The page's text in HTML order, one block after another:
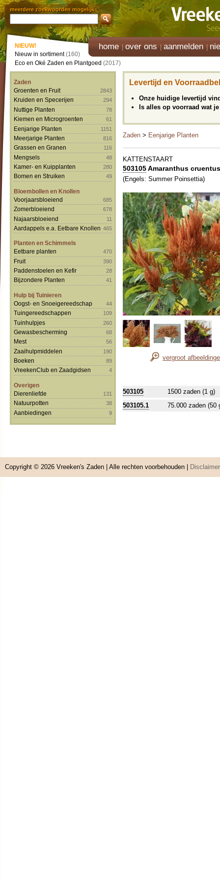
meerdere zoekwoorden mogelijk
home over ons aanmelden
NIEUW!
Nieuw in sortiment(160)
Eco en Oké Zaden en Plantgoed (2017)
Zaden
Groenten en Fruit
2843
Kruiden en Specerijen 294
Nuttige Planten 78
Kiemen en Microgroenten 61
Eenjarige Planten 1151
Meerjarige Planten 816
Grassen en Granen 116
Mengsels 48
Kamer- en Kuipplanten 280
Bomen en Struiken 49
Bloembollen en Knollen
Voorjaarsbloeiend
685
Zomerbloeiend 678
Najaarsbloeiend 11
Aardappels e.a. Eetbare Knollen 465
Planten en Schimmels
Eetbare planten
470
Fruit 390
Paddenstoelen en Kefir 28
Bijzondere Planten 41
Hulp bij Tuinieren
Oogst- en Snoeigereedschap
44
Tuingereedschappen 109
Tuinhulpjes 260
Gewasbescherming 68
Mest 56
Zaaihulpmiddelen 190
Boeken 89
VreekenClub en Zaadgidsen 4
Overigen
Dierenliefde
131
Natuurpotten 38
Aanbiedingen 9
Levertijd en
Onze huidige levertijd
Is alles op voorraad wat
Zaden > Eenjarige Planten
KATTENSTAART
503105Amaranthus
(Engels: Summer Poinsettia)
vergroot
503105
1500 zaden (1 g)
503105.1
75.000 zaden (50
Copyright © 2026 Vreeken's Zaden | Alle rechten voorbehouden | Disclaimer